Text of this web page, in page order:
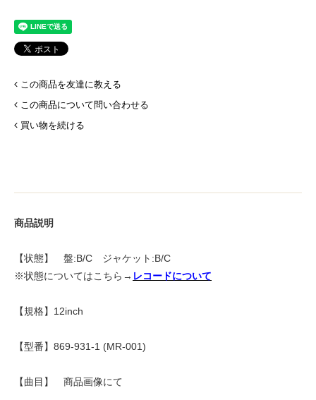
この商品を友達に教える
この商品について問い合わせる
買い物を続ける
商品説明
【状態】 盤:B/C ジャケット:B/C
※状態についてはこちら→ レコードについて
【規格】12inch
【型番】869-931-1 (MR-001)
【曲目】 商品画像にて